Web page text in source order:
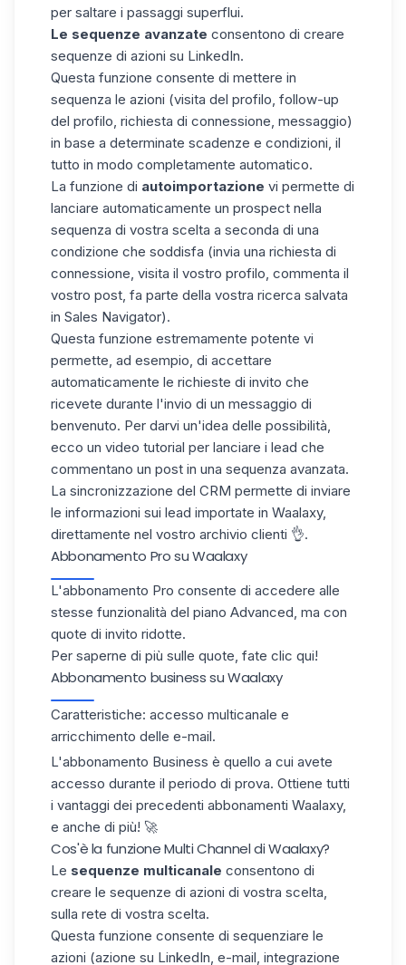
per saltare i passaggi superflui.
Le sequenze avanzate consentono di creare
sequenze di azioni su LinkedIn.
Questa funzione consente di mettere in
sequenza le azioni (visita del profilo, follow-up
del profilo, richiesta di connessione, messaggio)
in base a determinate scadenze e condizioni, il
tutto in modo completamente automatico.
La funzione di autoimportazione vi permette di
lanciare automaticamente un prospect nella
sequenza di vostra scelta a seconda di una
condizione che soddisfa (invia una richiesta di
connessione, visita il vostro profilo, commenta il
vostro post, fa parte della vostra ricerca salvata
in Sales Navigator).
Questa funzione estremamente potente vi
permette, ad esempio, di accettare
automaticamente le richieste di invito che
ricevete durante l'invio di un messaggio di
benvenuto. Per darvi un'idea delle possibilità,
ecco un video tutorial per lanciare i lead che
commentano un post in una sequenza avanzata.
La sincronizzazione del CRM permette di inviare
le informazioni sui lead importate in Waalaxy,
direttamente nel vostro archivio clienti 👌.
Abbonamento Pro su Waalaxy
L'abbonamento Pro consente di accedere alle
stesse funzionalità del piano Advanced, ma con
quote di invito ridotte.
Per saperne di più sulle quote, fate clic qui!
Abbonamento business su Waalaxy
Caratteristiche: accesso multicanale e
arricchimento delle e-mail.
L'abbonamento Business è quello a cui avete
accesso durante il periodo di prova. Ottiene tutti
i vantaggi dei precedenti abbonamenti Waalaxy,
e anche di più! 🚀
Cos'è la funzione Multi Channel di Waalaxy?
Le sequenze multicanale consentono di
creare le sequenze di azioni di vostra scelta,
sulla rete di vostra scelta.
Questa funzione consente di sequenziare le
azioni (azione su LinkedIn, e-mail, integrazione